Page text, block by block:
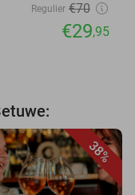
Regulier €70
€29,95
38%